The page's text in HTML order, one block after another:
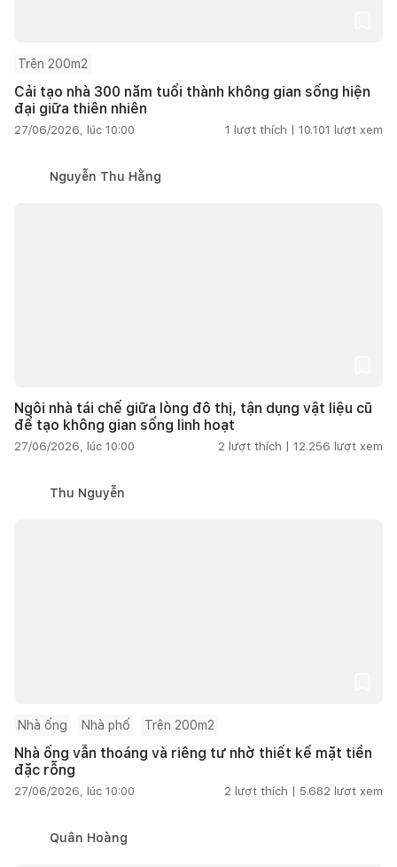
Trên 200m2
Cải tạo nhà 300 năm tuổi thành không gian sống hiện
đại giữa thiên nhiên
27/06/2026, lúc 10:00 1 lượt thích | 10.101 lượt xem
Nguyễn Thu Hằng
Ngôi nhà tái chế giữa lòng đô thị, tận dụng vật liệu cũ
để tạo không gian sống linh hoạt
27/06/2026, lúc 10:00 2 lượt thích | 12.256 lượt xem
Thu Nguyễn
Nhà ống Nhà phố Trên 200m2
Nhà ống vẫn thoáng và riêng tư nhờ thiết kế mặt tiền
đặc rỗng
27/06/2026, lúc 10:00 2 lượt thích | 5.682 lượt xem
Quân Hoàng